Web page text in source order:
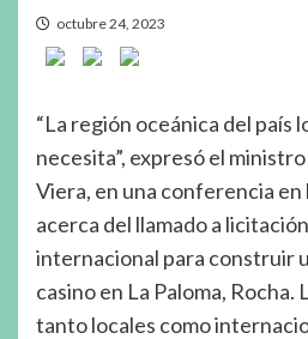
octubre 24, 2023
“La región oceánica del país
necesita”, expresó el
Viera, en una conferencia
acerca del llamado a
internacional para construir
casino en La Paloma, Rocha.
tanto locales como